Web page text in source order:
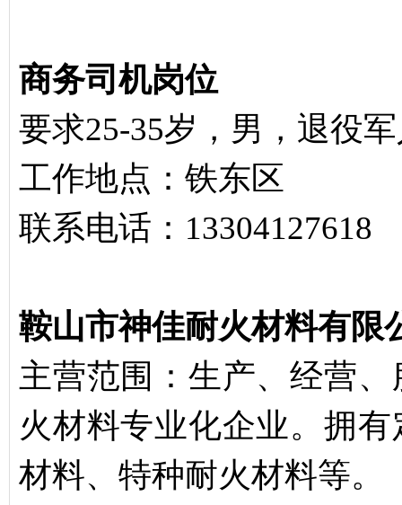
商务司机岗位
要求25-35岁，男，退役
工作地点：铁东区
联系电话：13304127618
鞍山市神佳耐火材料有限
主营范围：生产、经营
火材料专业化企业。拥
材料、特种耐火材料等。